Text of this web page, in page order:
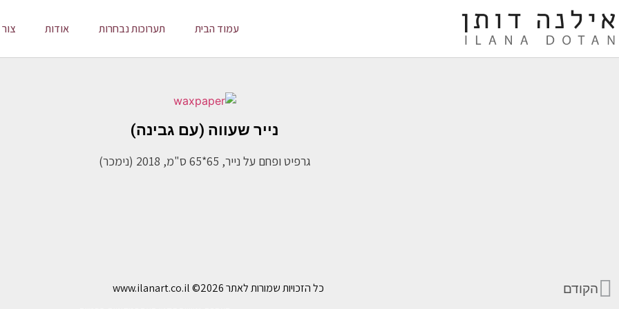
עמוד הבית תערוכות נבחרות אודות
הקודם
נייר שעווה (עם גבינה)
גרפיט ופחם על נייר, 65*65 ס"מ, 2018 (נימכר)
כל הזכויות שמורות לאתר www.ilanart.co.il©2026